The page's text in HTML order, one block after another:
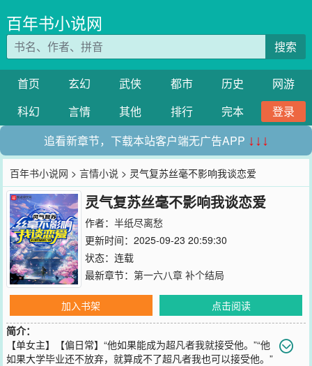
百年书小说网
搜索
首页 玄幻 武侠 都市 历史
网游
科幻
言情 其他 排行 完本
登录
追看新章节，下载本站客户端无广告APP ↓↓↓
百年书小说网 >言情小说 > 灵气复苏丝毫不影响我谈恋爱
灵气复苏丝毫不影响我谈恋爱
作者： 半纸尽离愁
更新时间：2025-09-23 20:59:30
状态：连载
最新章节： 第一六八章 补个结局
加入书架
点击阅读
简介：
【单女主】【偏日常】“他如果能成为超凡者我就接受他。”“他
如果大学毕业还不放弃，就算成不了超凡者我也可以接受他。”